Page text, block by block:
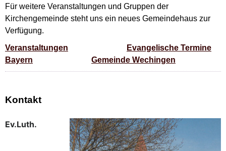
Für weitere Veranstaltungen und Gruppen der
Kirchengemeinde steht uns ein neues Gemeindehaus zur
Verfügung.
Veranstaltungen
Evangelische Termine
Bayern
Gemeinde Wechingen
Kontakt
Ev.Luth.